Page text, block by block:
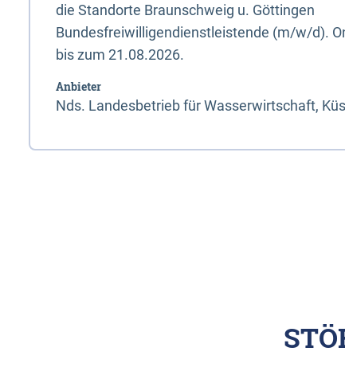
die Standorte Braunschweig u. Göttingen
Bundesfreiwilligendienstleistende (m/w/d).
bis zum 21.08.2026.
Anbieter
Nds. Landesbetrieb für Wasserwirtschaft,